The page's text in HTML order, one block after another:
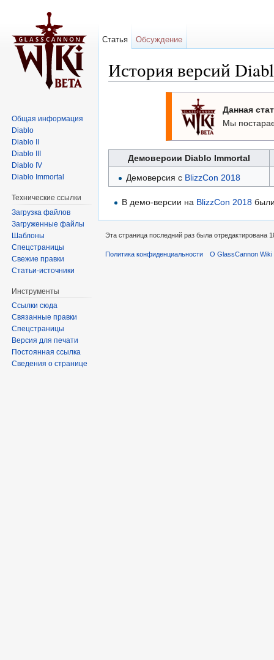
История версий
Данная
Мы
Демоверсии Diablo Immortal
Демоверсия с BlizzCon 2018
В демо-версии на BlizzCon 2018
Статья Обсуждение
Общая информация
Diablo
Diablo II
Diablo III
Diablo IV
Diablo Immortal
Технические ссылки
Загрузка файлов
Загруженные файлы
Шаблоны
Спецстраницы
Свежие правки
Статьи-источники
Инструменты
Ссылки сюда
Связанные правки
Спецстраницы
Версия для печати
Постоянная ссылка
Сведения о странице
Эта страница последний раз была отредактирована
Политика конфиденциальности О GlassCannon Wiki